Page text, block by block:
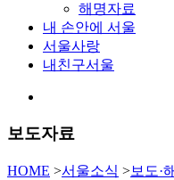
해명자료
내 손안에 서울
서울사랑
내친구서울
보도자료
HOME >서울소식 >보도·